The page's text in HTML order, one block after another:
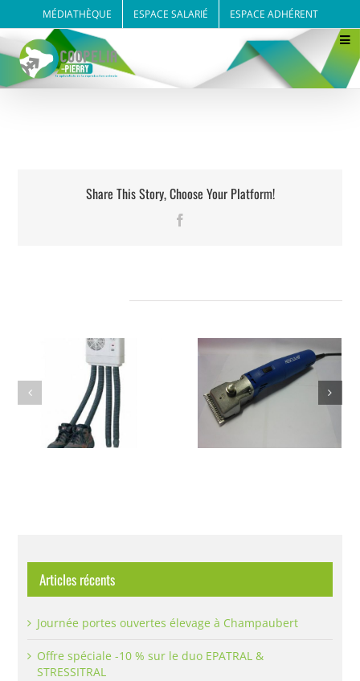
contenu
MÉDIATHÈQUE ESPACE SALARIÉ ESPACE ADHÉRENT
Share This Story, Choose Your Platform!
TONDEUSE KAMAR
Articles récents
Journée portes ouvertes élevage à Champaubert
Offre spéciale -10 % sur le duo EPATRAL &
STRESSITRAL